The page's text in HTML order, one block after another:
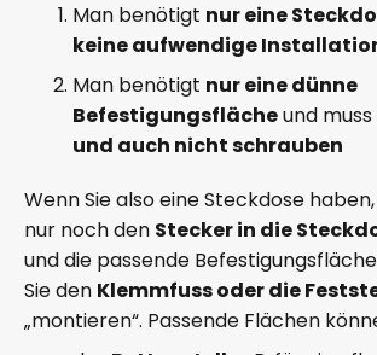
Man benötigt nur eine
keine aufwendige
Man benötigt nur eine dünne
Befestigungsflächeund muss
und auch nicht schrauben
Wenn Sie also eine Steckdose
nur noch den Stecker in die
und die passende
Sie den Klemmfuss oder die
„montieren“. Passende Flächen